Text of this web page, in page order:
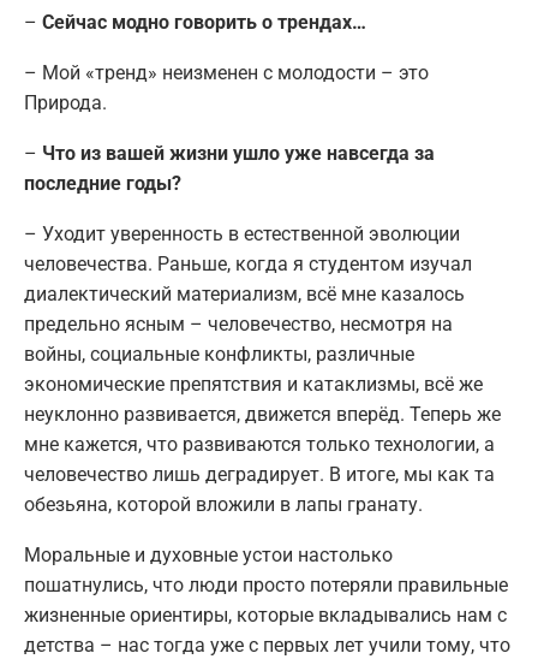
– Сейчас модно говорить о трендах…
– Мой «тренд» неизменен с молодости – это
Природа.
– Что из вашей жизни ушло уже навсегда за
последние годы?
– Уходит уверенность в естественной эволюции
человечества. Раньше, когда я студентом изучал
диалектический материализм, всё мне казалось
предельно ясным – человечество, несмотря на
войны, социальные конфликты, различные
экономические препятствия и катаклизмы, всё же
неуклонно развивается, движется вперёд. Теперь же
мне кажется, что развиваются только технологии, а
человечество лишь деградирует. В итоге, мы как та
обезьяна, которой вложили в лапы гранату.
Моральные и духовные устои настолько
пошатнулись, что люди просто потеряли правильные
жизненные ориентиры, которые вкладывались нам с
детства – нас тогда уже с первых лет учили тому, что